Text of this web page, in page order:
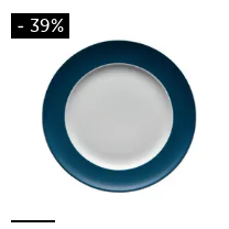
- 39%